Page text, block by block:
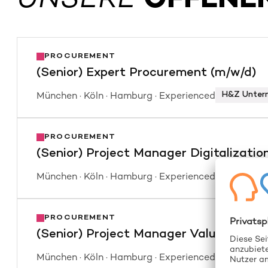
PROCUREMENT
(Senior) Expert Procurement (m/w/d)
München · Köln · Hamburg · Experienced H&Z
Du hast umfangreiche Erfahrungen in der
Kostenoptimierung im Einkauf. Du hast
im Einkauf generieren? Du hast Lust dich
Dann haben wir genau die richtige Stelle für
(SENIOR) EXPERT PROCUREMENT
PROCUREMENT
(Senior) Project Manager
München · Köln · Hamburg · Experienced H&Z
Du hast umfangreiche Erfahrung aus
gemeinsam mit dem Kunden
Verantwortung übernehmen und unsere
PROCUREMENT
(Senior) Project Manager Value
München · Köln · Hamburg · Experienced H&Z